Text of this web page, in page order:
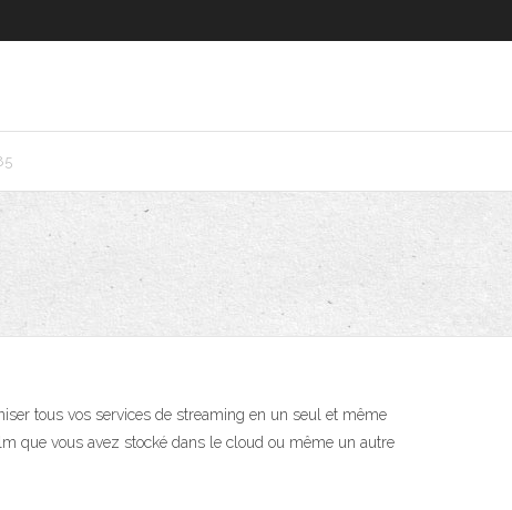
tous vos services de streaming en un seul et même
que vous avez stocké dans le cloud ou même un autre